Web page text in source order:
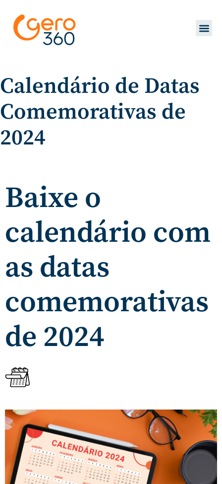
Calendário de Datas
Comemorativas de
2024
Baixe o
calendário com
as datas
comemorativas
de 2024